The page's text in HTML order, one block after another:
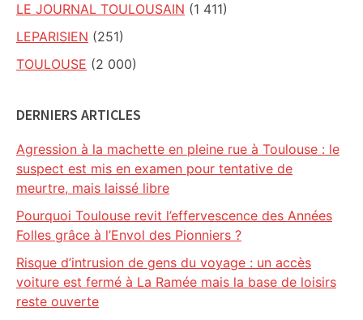
LE JOURNAL TOULOUSAIN (1 411)
LEPARISIEN (251)
TOULOUSE (2 000)
DERNIERS ARTICLES
Agression à la machette en pleine rue à Toulouse : le
suspect est mis en examen pour tentative de
meurtre, mais laissé libre
Pourquoi Toulouse revit l’effervescence des Années
Folles grâce à l’Envol des Pionniers ?
Risque d’intrusion de gens du voyage : un accès
voiture est fermé à La Ramée mais la base de loisirs
reste ouverte